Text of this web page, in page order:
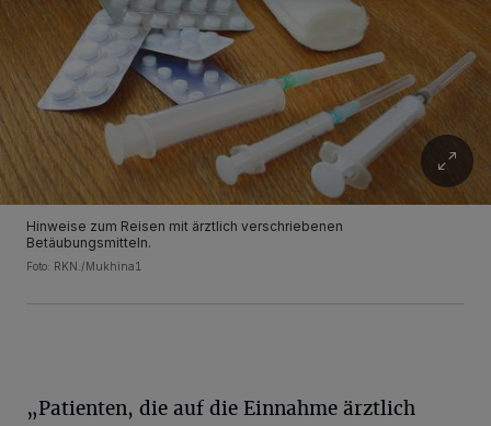
Hinweise zum Reisen mit ärztlich verschriebenen
Betäubungsmitteln.
Foto: RKN./Mukhina1
„Patienten, die auf die Einnahme ärztlich